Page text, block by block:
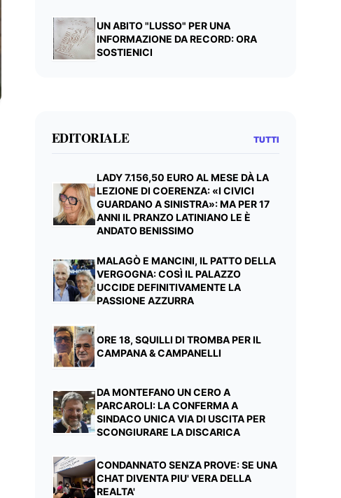
UN ABITO "LUSSO" PER UNA
INFORMAZIONE DA RECORD: ORA
SOSTIENICI
EDITORIALE TUTTI
LADY 7.156,50 EURO AL MESE DÀ LA
LEZIONE DI COERENZA: «I CIVICI
GUARDANO A SINISTRA»: MA PER 17
ANNI IL PRANZO LATINIANO LE È
ANDATO BENISSIMO
MALAGÒ E MANCINI, IL PATTO DELLA
VERGOGNA: COSÌ IL PALAZZO
UCCIDE DEFINITIVAMENTE LA
PASSIONE AZZURRA
ORE 18, SQUILLI DI TROMBA PER IL
CAMPANA & CAMPANELLI
DA MONTEFANO UN CERO A
PARCAROLI: LA CONFERMA A
SINDACO UNICA VIA DI USCITA PER
SCONGIURARE LA DISCARICA
CONDANNATO SENZA PROVE: SE UNA
CHAT DIVENTA PIU' VERA DELLA
REALTA'